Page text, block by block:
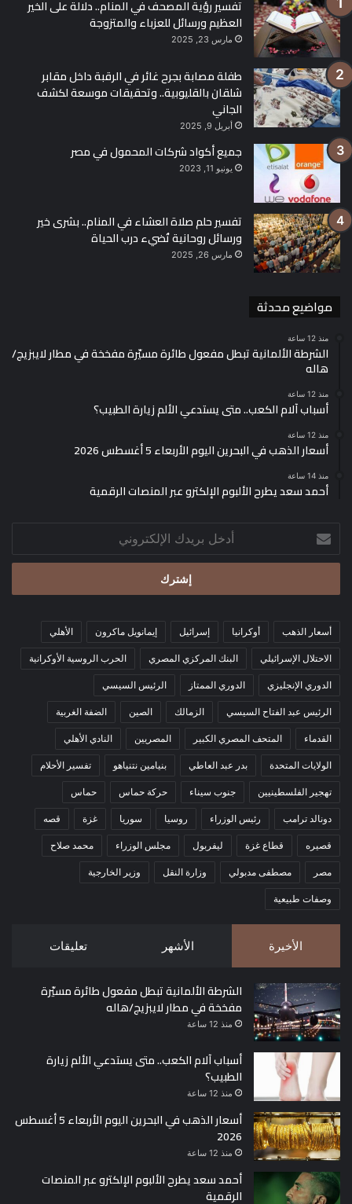
تفسير رؤية المصحف في المنام.. دلالة على الخير
العظيم ورسائل للعزباء والمتزوجة
مارس 23, 2025
طفلة مصابة بجرح غائر في الرقبة داخل مقابر
شلقان بالقليوبية.. وتحقيقات موسعة لكشف
الجاني
أبريل 9, 2025
جميع أكواد شركات المحمول في مصر
يونيو 11, 2023
تفسير حلم صلاة العشاء في المنام.. بشرى خير
ورسائل روحانية تُضيء درب الحياة
مارس 26, 2025
مواضيع محدثة
منذ 12 ساعة
الشرطة الألمانية تبطل مفعول طائرة مسيّرة مفخخة في مطار لايبزيج/
هاله
منذ 12 ساعة
أسباب آلام الكعب.. متى يستدعي الألم زيارة الطبيب؟
منذ 12 ساعة
أسعار الذهب في البحرين اليوم الأربعاء 5 أغسطس 2026
منذ 14 ساعة
أحمد سعد يطرح الألبوم الإلكترو عبر المنصات الرقمية
بريدك
الإلكتروني
أسعار الذهب أوكرانيا إسرائيل إيمانويل ماكرون الأهلي
الاحتلال الإسرائيلي البنك المركزي المصري الحرب الروسية الأوكرانية
الدوري الإنجليزي الدوري الممتاز الرئيس السيسي
الرئيس عبد الفتاح السيسي الزمالك الصين الضفة الغربية
القدماء المتحف المصري الكبير المصريين النادي الأهلي
الولايات المتحدة بدر عبد العاطي بنيامين نتنياهو تفسير الأحلام
تهجير الفلسطينيين جنوب سيناء حركة حماس حماس
دونالد ترامب رئيس الوزراء روسيا سوريا غزة قصه
قصيره قطاع غزة ليفربول مجلس الوزراء محمد صلاح
مصر مصطفى مدبولي وزارة النقل وزير الخارجية
وصفات طبيعية
الأخيرة الأشهر تعليقات
الشرطة الألمانية تبطل مفعول طائرة مسيّرة
مفخخة في مطار لايبزيج/هاله
منذ 12 ساعة
أسباب آلام الكعب.. متى يستدعي الألم زيارة
الطبيب؟
منذ 12 ساعة
أسعار الذهب في البحرين اليوم الأربعاء 5 أغسطس
2026
منذ 12 ساعة
أحمد سعد يطرح الألبوم الإلكترو عبر المنصات
الرقمية